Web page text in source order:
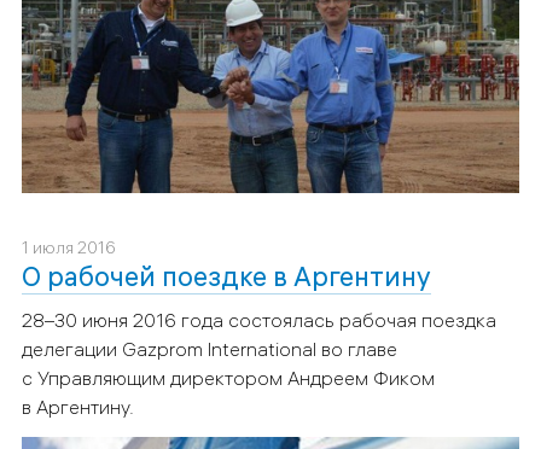
1 июля 2016
О рабочей поездке в Аргентину
28–30 июня 2016 года состоялась рабочая поездка
делегации Gazprom International во главе
с Управляющим директором Андреем Фиком
в Аргентину.